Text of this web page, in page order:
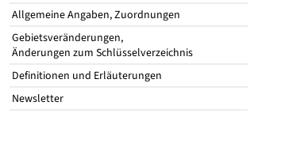
Allgemeine Angaben, Zuordnungen
Gebietsveränderungen,
Änderungen zum Schlüsselverzeichnis
Definitionen und Erläuterungen
Newsletter